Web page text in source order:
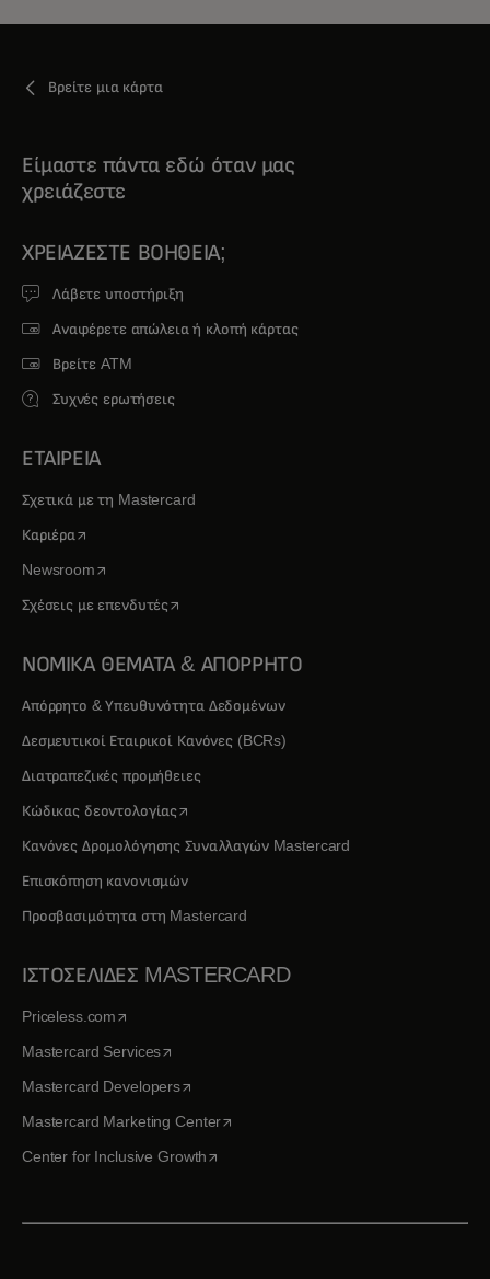
Βρείτε μια κάρτα
Είμαστε πάντα εδώ όταν μας
χρειάζεστε
ΧΡΕΙΆΖΕΣΤΕ ΒΟΉΘΕΙΑ;
Λάβετε υποστήριξη
Αναφέρετε απώλεια ή κλοπή κάρτας
Βρείτε ATM
Συχνές ερωτήσεις
ΕΤΑΙΡΕΙΑ
Σχετικά με τη Mastercard
Καριέραopens in a new tab
Newsroomopens in a new tab
Σχέσεις με επενδυτέςopens in a new tab
ΝΟΜΙΚΑ ΘΕΜΑΤΑ & ΑΠΟΡΡΗΤΟ
Απόρρητο & Υπευθυνότητα Δεδομένων
Δεσμευτικοί Εταιρικοί Κανόνες (BCRs)
Διατραπεζικές προμήθειες
Κώδικας δεοντολογίαςopens in a new tab
Κανόνες Δρομολόγησης Συναλλαγών Mastercard
Επισκόπηση κανονισμών
Προσβασιμότητα στη Mastercard
ΙΣΤΟΣΕΛΙΔΕΣ MASTERCARD
Priceless.comopens in a new tab
Mastercard Servicesopens in a new tab
Mastercard Developersopens in a new tab
Mastercard Marketing Centeropens in a new tab
Center for Inclusive Growthopens in a new tab